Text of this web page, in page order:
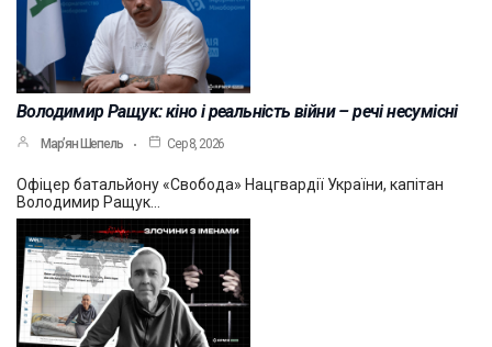
Володимир Ращук: кіно і реальність війни – речі несумісні
Мар’ян Шепель Сер 8, 2026
Офіцер батальйону «Свобода» Нацгвардії України, капітан
Володимир Ращук…